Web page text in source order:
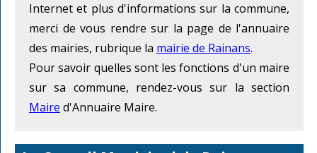
Internet et plus d'informations sur la commune,
merci de vous rendre sur la page de l'annuaire
des mairies, rubrique la mairie de Rainans.
Pour savoir quelles sont les fonctions d'un maire
sur sa commune, rendez-vous sur la section
Maire d'Annuaire Maire.